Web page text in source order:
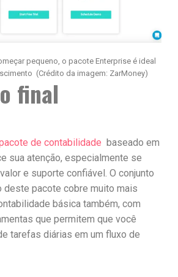
pequeno, o pacote Enterprise é ideal
(Crédito da imagem: ZarMoney)
final
de contabilidade baseado em
sua atenção, especialmente se
e suporte confiável. O conjunto
deste pacote cobre muito mais
básica também, com
que permitem que você
tarefas diárias em um fluxo de